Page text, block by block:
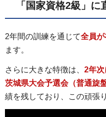
「国家資格2級」に
2年間の訓練を通じて全員
ます。
さらに大きな特徴は、 2年
茨城県大会予選会（普通旋
績を残しており、この頑張